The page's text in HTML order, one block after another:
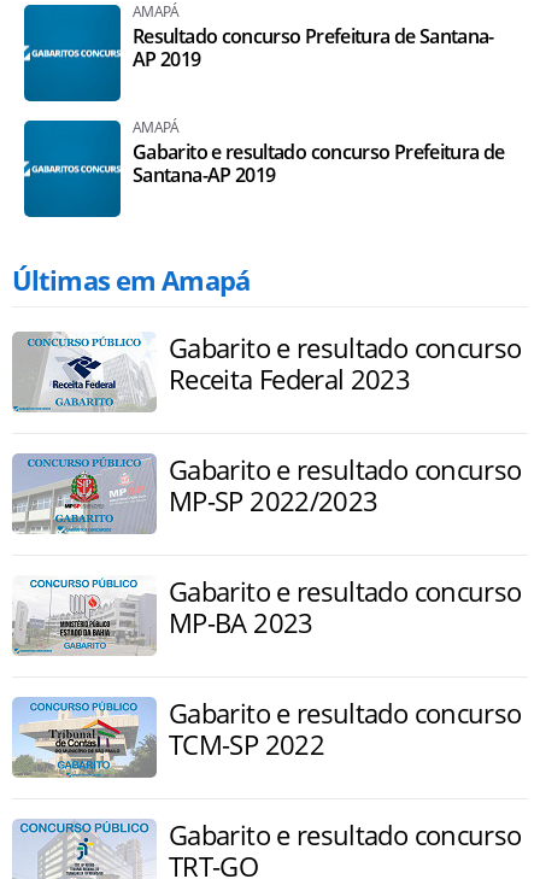
AMAPÁ
Resultado concurso Prefeitura de Santana-
AP 2019
AMAPÁ
Gabarito e resultado concurso Prefeitura de
Santana-AP 2019
Últimas em Amapá
Gabarito e resultado concurso
Receita Federal 2023
Gabarito e resultado concurso
MP-SP 2022/2023
Gabarito e resultado concurso
MP-BA 2023
Gabarito e resultado concurso
TCM-SP 2022
Gabarito e resultado concurso
TRT-GO